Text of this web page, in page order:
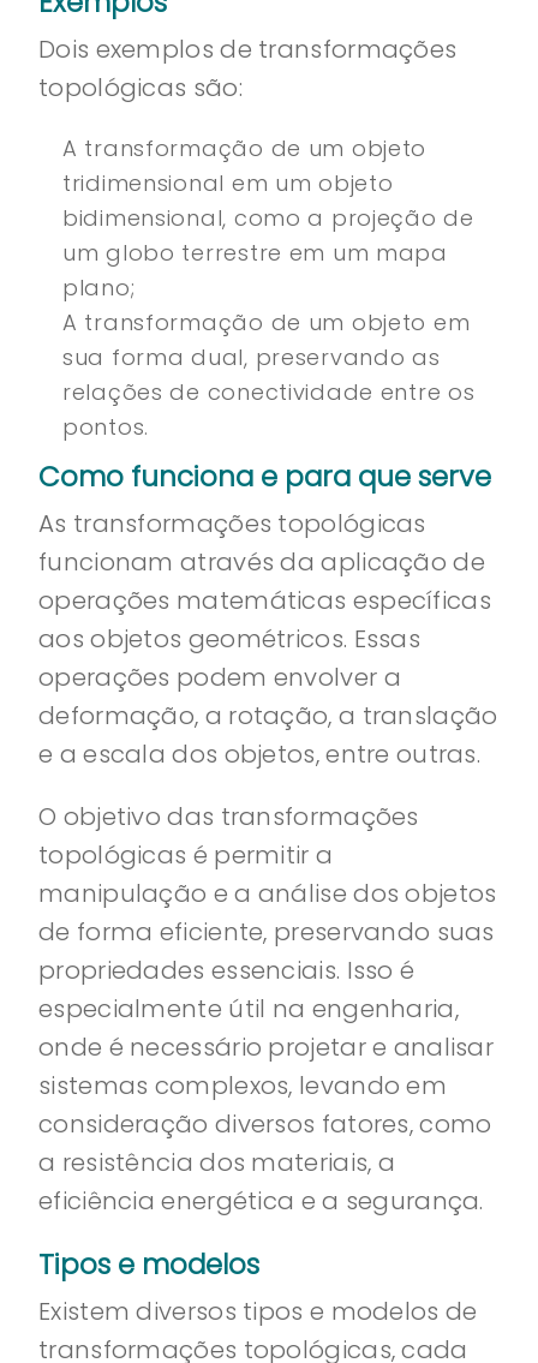
Dois exemplos de transformações
topológicas são:
A transformação de um objeto
tridimensional em um objeto
bidimensional, como a projeção de
um globo terrestre em um mapa
plano;
A transformação de um objeto em
sua forma dual, preservando as
relações de conectividade entre os
pontos.
Como funciona e para que serve
As transformações topológicas
funcionam através da aplicação de
operações matemáticas específicas
aos objetos geométricos. Essas
operações podem envolver a
deformação, a rotação, a translação
e a escala dos objetos, entre outras.
O objetivo das transformações
topológicas é permitir a
manipulação e a análise dos objetos
de forma eficiente, preservando suas
propriedades essenciais. Isso é
especialmente útil na engenharia,
onde é necessário projetar e analisar
sistemas complexos, levando em
consideração diversos fatores, como
a resistência dos materiais, a
eficiência energética e a segurança.
Tipos e modelos
Existem diversos tipos e modelos de
transformações topológicas, cada